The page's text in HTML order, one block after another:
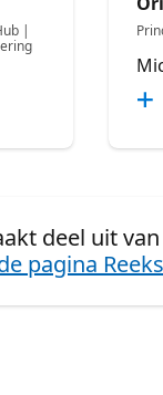
|
deel uit
pagina Reeks